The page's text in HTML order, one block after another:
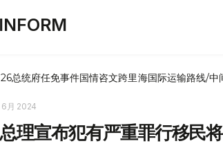
总统府任免事件国情咨文跨里海国际运输路线/中
6月 2024
理宣布犯有严重罪行移民